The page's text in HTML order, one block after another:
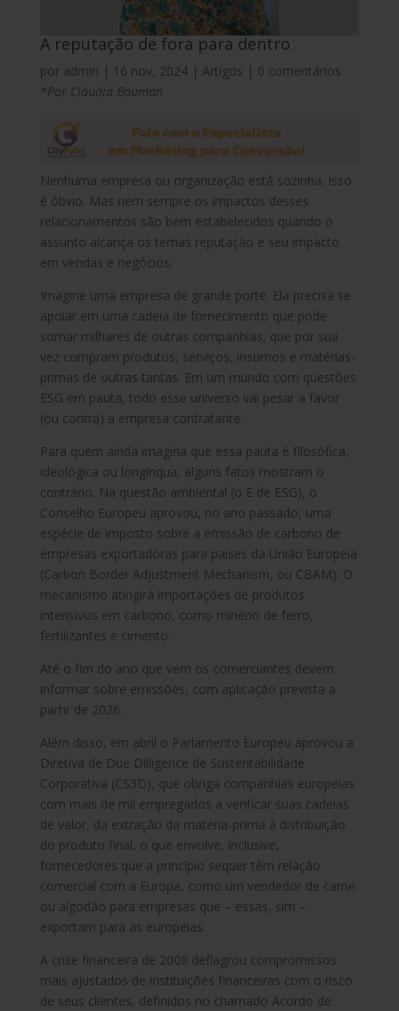
A reputação de fora para dentro
por admin | 16 nov, 2024| Artigos | 0 comentários
*Por Claudia Bouman
Nenhuma empresa ou organização está sozinha. Isso
é óbvio. Mas nem sempre os impactos desses
relacionamentos são bem estabelecidos quando o
assunto alcança os temas reputação e seu impacto
em vendas e negócios.
Imagine uma empresa de grande porte. Ela precisa se
apoiar em uma cadeia de fornecimento que pode
somar milhares de outras companhias, que por sua
vez compram produtos, serviços, insumos e matérias-
primas de outras tantas. Em um mundo com questões
ESG em pauta, todo esse universo vai pesar a favor
(ou contra) a empresa contratante.
Para quem ainda imagina que essa pauta é filosófica,
ideológica ou longínqua, alguns fatos mostram o
contrário. Na questão ambiental (o E de ESG), o
Conselho Europeu aprovou, no ano passado, uma
espécie de imposto sobre a emissão de carbono de
empresas exportadoras para países da União Europeia
(Carbon Border Adjustment Mechanism, ou CBAM). O
mecanismo atingirá importações de produtos
intensivos em carbono, como minério de ferro,
fertilizantes e cimento.
Até o fim do ano que vem os comerciantes devem
informar sobre emissões, com aplicação prevista a
partir de 2026.
Além disso, em abril o Parlamento Europeu aprovou a
Diretiva de Due Dilligence de Sustentabilidade
Corporativa (CS3D), que obriga companhias europeias
com mais de mil empregados a verificar suas cadeias
de valor, da extração da matéria-prima à distribuição
do produto final, o que envolve, inclusive,
fornecedores que a princípio sequer têm relação
comercial com a Europa, como um vendedor de carne
ou algodão para empresas que – essas, sim –
exportam para as europeias.
A crise financeira de 2008 deflagrou compromissos
mais ajustados de instituições financeiras com o risco
de seus clientes, definidos no chamado Acordo de